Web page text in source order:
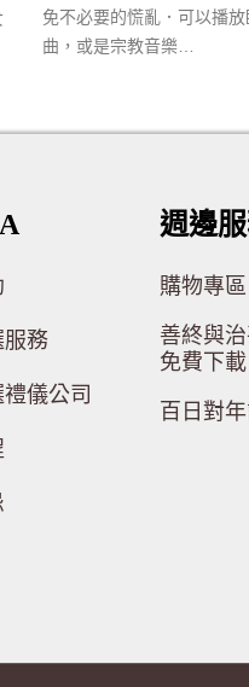
免不必要的慌亂．可以播
曲，或是宗教音樂…
服務
儀公司
週邊
購物專區
善終與
免費下載
百日對